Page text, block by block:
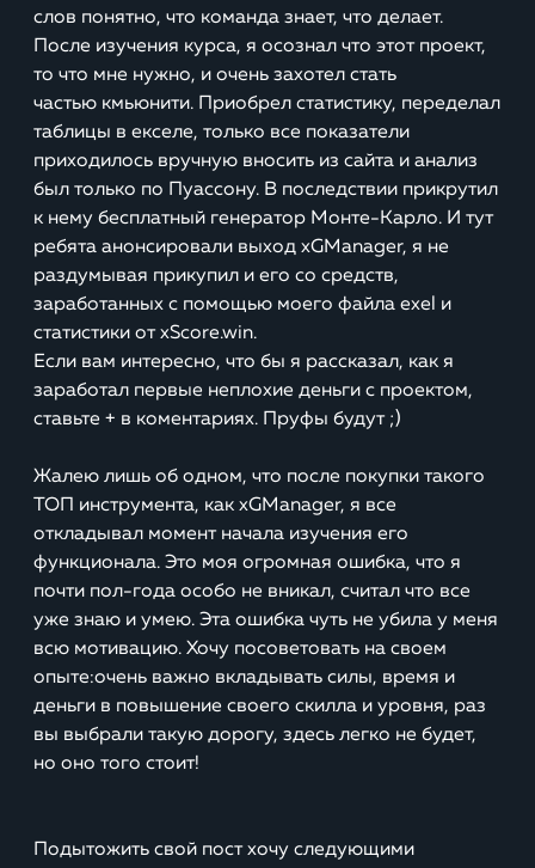
слов понятно, что команда знает, что делает.
После изучения курса, я осознал что этот проект,
то что мне нужно, и очень захотел стать
частью кмьюнити. Приобрел статистику, переделал
таблицы в екселе, только все показатели
приходилось вручную вносить из сайта и анализ
был только по Пуассону. В последствии прикрутил
к нему бесплатный генератор Монте-Карло. И тут
ребята анонсировали выход xGManager, я не
раздумывая прикупил и его со средств,
заработанных с помощью моего файла exel и
статистики от xScore.win.
Если вам интересно, что бы я рассказал, как я
заработал первые неплохие деньги с проектом,
ставьте + в коментариях. Пруфы будут ;)
Жалею лишь об одном, что после покупки такого
ТОП инструмента, как xGManager, я все
откладывал момент начала изучения его
функционала. Это моя огромная ошибка, что я
почти пол-года особо не вникал, считал что все
уже знаю и умею. Эта ошибка чуть не убила у меня
всю мотивацию. Хочу посоветовать на своем
опыте:очень важно вкладывать силы, время и
деньги в повышение своего скилла и уровня, раз
вы выбрали такую дорогу, здесь легко не будет,
но оно того стоит!
Подытожить свой пост хочу следующими